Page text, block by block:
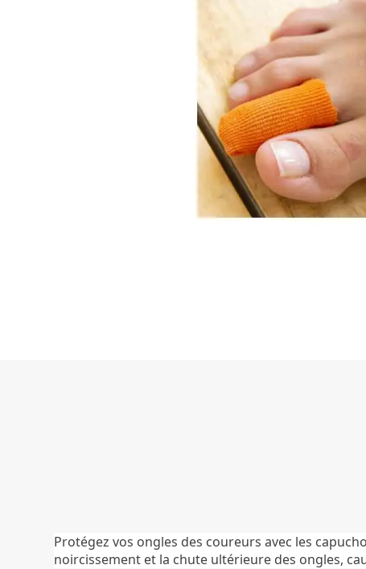
Protégez vos ongles des coureurs avec les
noircissement et la chute ultérieure des ongles,